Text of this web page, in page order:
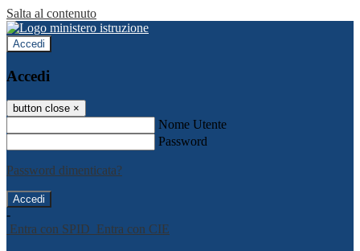
Salta al contenuto
Accedi
Accedi
button close ×
Nome Utente
Password
Password dimenticata?
-
Entra con SPID Entra con CIE